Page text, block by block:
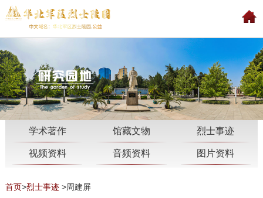
学术著作 馆藏文物 烈士事迹
视频资料 音频资料 图片资料
首页>烈士事迹>周建屏